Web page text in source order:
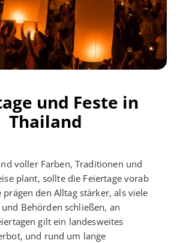
und Feste in
Thailand
voller Farben, Traditionen und
plant, sollte die Feiertage vorab
prägen den Alltag stärker, als viele
Behörden schließen, an
gilt ein landesweites
und rund um lange